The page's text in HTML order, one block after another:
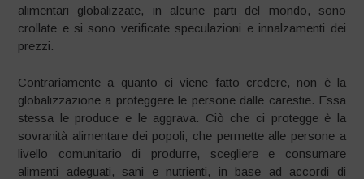
alimentari globalizzate, in alcune parti del mondo, sono
crollate e si sono verificate speculazioni e innalzamenti dei
prezzi.
Contrariamente a quanto ci viene fatto credere, non è la
globalizzazione a proteggere le persone dalle carestie. Essa
stessa le produce e le aggrava. Ciò che ci protegge è la
sovranità alimentare dei popoli, che permette alle persone a
livello comunitario di produrre, scegliere e consumare
alimenti adeguati, sani e nutrienti, in base ad accordi di